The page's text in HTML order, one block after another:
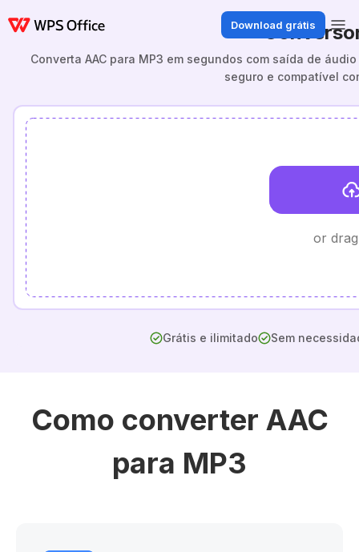
Download grátis
Converta AAC para MP3 em segundos com saída de
seguro e compatível
or
Grátis e ilimitado Sem
Como converter AAC
para MP3